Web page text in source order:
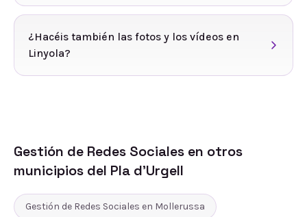
¿Hacéis también las fotos y los vídeos en
Linyola?
Gestión de Redes Sociales en otros
municipios del Pla d'Urgell
Gestión de Redes Sociales en Mollerussa